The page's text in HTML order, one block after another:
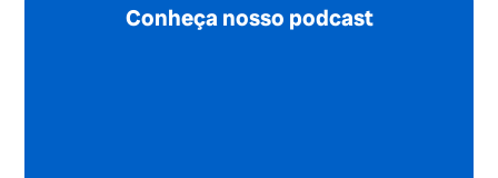
Conheça nosso podcast